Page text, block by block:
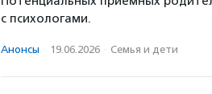
с психологами.
Анонсы · 19.06.2026 · Семья и дети